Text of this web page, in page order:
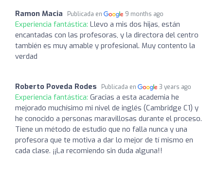
Ramon Macia Publicada en 9 months ago
Experiencia fantástica: Llevo a mis dos hijas, están
encantadas con las profesoras, y la directora del centro
también es muy amable y profesional. Muy contento la
verdad
Roberto Poveda Rodes Publicada en 3 years ago
Experiencia fantástica: Gracias a esta academia he
mejorado muchísimo mi nivel de inglés (Cambridge C1) y
he conocido a personas maravillosas durante el proceso.
Tiene un método de estudio que no falla nunca y una
profesora que te motiva a dar lo mejor de tí mismo en
cada clase. ¡¡La recomiendo sin duda alguna!!